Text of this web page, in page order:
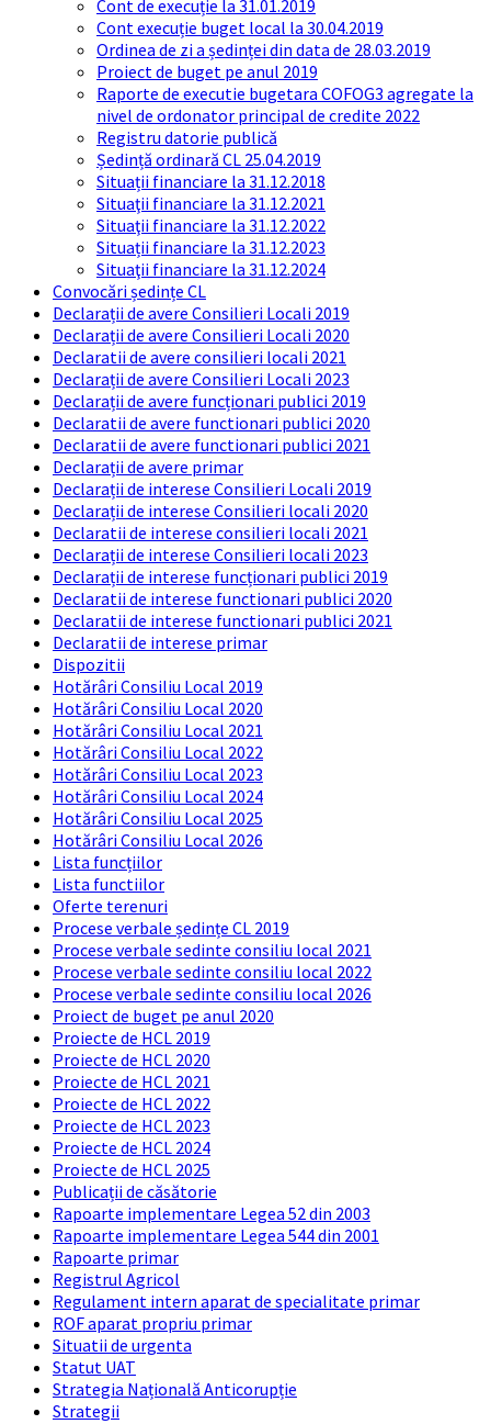
Cont de execuție la 31.01.2019
Cont execuție buget local la 30.04.2019
Ordinea de zi a ședinței din data de 28.03.2019
Proiect de buget pe anul 2019
Raporte de executie bugetara COFOG3 agregate la
nivel de ordonator principal de credite 2022
Registru datorie publică
Ședință ordinară CL 25.04.2019
Situații financiare la 31.12.2018
Situaţii financiare la 31.12.2021
Situaţii financiare la 31.12.2022
Situații financiare la 31.12.2023
Situaţii financiare la 31.12.2024
Convocări ședințe CL
Declarații de avere Consilieri Locali 2019
Declarații de avere Consilieri Locali 2020
Declaratii de avere consilieri locali 2021
Declarații de avere Consilieri Locali 2023
Declarații de avere funcționari publici 2019
Declaratii de avere functionari publici 2020
Declaratii de avere functionari publici 2021
Declarații de avere primar
Declarații de interese Consilieri Locali 2019
Declarații de interese Consilieri locali 2020
Declaratii de interese consilieri locali 2021
Declarații de interese Consilieri locali 2023
Declarații de interese funcționari publici 2019
Declaratii de interese functionari publici 2020
Declaratii de interese functionari publici 2021
Declaratii de interese primar
Dispozitii
Hotărâri Consiliu Local 2019
Hotărâri Consiliu Local 2020
Hotărâri Consiliu Local 2021
Hotărâri Consiliu Local 2022
Hotărâri Consiliu Local 2023
Hotărâri Consiliu Local 2024
Hotărâri Consiliu Local 2025
Hotărâri Consiliu Local 2026
Lista funcțiilor
Lista functiilor
Oferte terenuri
Procese verbale ședințe CL 2019
Procese verbale sedinte consiliu local 2021
Procese verbale sedinte consiliu local 2022
Procese verbale sedinte consiliu local 2026
Proiect de buget pe anul 2020
Proiecte de HCL 2019
Proiecte de HCL 2020
Proiecte de HCL 2021
Proiecte de HCL 2022
Proiecte de HCL 2023
Proiecte de HCL 2024
Proiecte de HCL 2025
Publicații de căsătorie
Rapoarte implementare Legea 52 din 2003
Rapoarte implementare Legea 544 din 2001
Rapoarte primar
Registrul Agricol
Regulament intern aparat de specialitate primar
ROF aparat propriu primar
Situatii de urgenta
Statut UAT
Strategia Națională Anticorupție
Strategii